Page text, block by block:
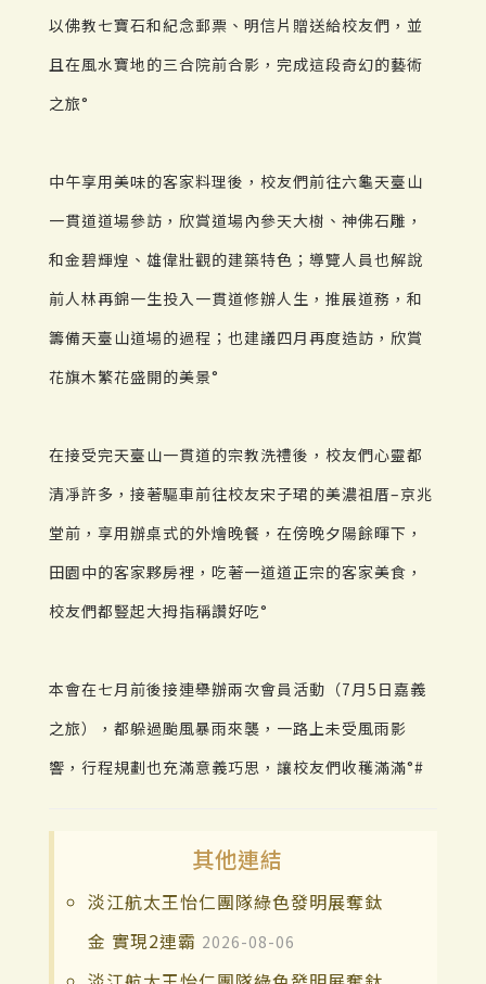
以佛教七寶石和紀念郵票、明信片贈送給校友們，並
且在風水寶地的三合院前合影，完成這段奇幻的藝術
之旅°
中午享用美味的客家料理後，校友們前往六龜天臺山
一貫道道場參訪，欣賞道場內參天大樹、神佛石雕，
和金碧輝煌、雄偉壯觀的建築特色；導覽人員也解說
前人林再錦一生投入一貫道修辦人生，推展道務，和
籌備天臺山道場的過程；也建議四月再度造訪，欣賞
花旗木繁花盛開的美景°
在接受完天臺山一貫道的宗教洗禮後，校友們心靈都
清凈許多，接著驅車前往校友宋子珺的美濃祖厝–京兆
堂前，享用辦桌式的外燴晚餐，在傍晚夕陽餘暉下，
田園中的客家夥房裡，吃著一道道正宗的客家美食，
校友們都豎起大拇指稱讚好吃°
本會在七月前後接連舉辦兩次會員活動（7月5日嘉義
之旅），都躲過颱風暴雨來襲，一路上未受風雨影
響，行程規劃也充滿意義巧思，讓校友們收穫滿滿°#
其他連結
淡江航太王怡仁團隊綠色發明展奪鈦
金 實現2連霸 2026-08-06